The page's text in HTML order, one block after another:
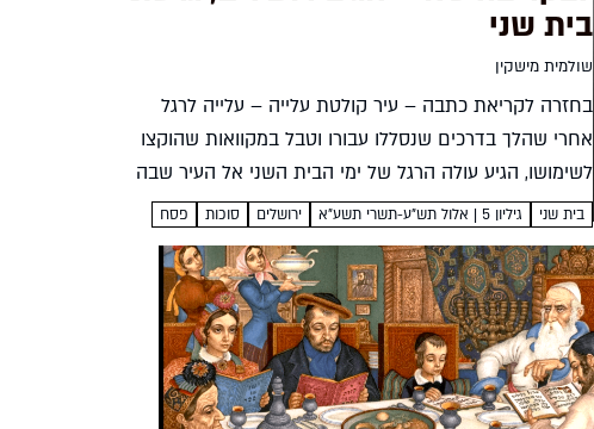
בית שני
שולמית מישקין
בחזרה לקריאת כתבה – עיר קולטת עלייה – עלייה לרגל
אחרי שהלך בדרכים שנסללו עבורו וטבל במקוואות שהוקצו
לשימושו, הגיע עולה הרגל של ימי הבית השני אל העיר שבה
נכונה לו חווית הצפייה בעבודת...
בית שני גיליון 5 | אלול תש"ע-תשרי תשע"א ירושלים סוכות פסח